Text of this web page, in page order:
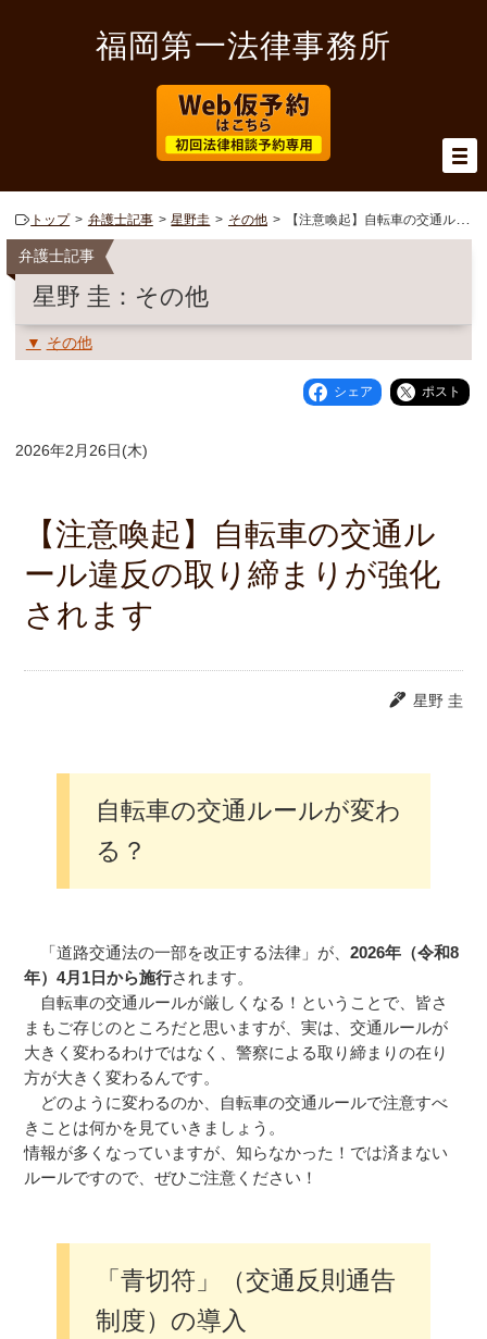
福岡第一法律事務所
トップ 弁護士記事 星野圭 その他 【注意喚起】自転車の交通ルール違反の取り締まりが強化されます
弁護士記事
星野 圭：その他
その他
シェア ポスト
2026年2月26日(木)
【注意喚起】自転車の交通ル
ール違反の取り締まりが強化
されます
星野 圭
自転車の交通ルールが変わ
る？
「道路交通法の一部を改正する法律」が、2026年（令和8
年）4月1日から施行されます。
自転車の交通ルールが厳しくなる！ということで、皆さ
まもご存じのところだと思いますが、実は、交通ルールが
大きく変わるわけではなく、警察による取り締まりの在り
方が大きく変わるんです。
どのように変わるのか、自転車の交通ルールで注意すべ
きことは何かを見ていきましょう。
情報が多くなっていますが、知らなかった！では済まない
ルールですので、ぜひご注意ください！
「青切符」（交通反則通告
制度）の導入